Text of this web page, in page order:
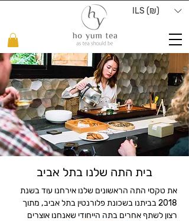
ILS (₪)
בית התה שלנו בתל אביב
את טקסי התה הראשונים שלנו אירחנו עוד בשנת
2018 בביתנו בשכונת פלורנטין בתל אביב, מתוך
רצון לשתף אחרים בתה הייחודי שאנחנו אוצרים